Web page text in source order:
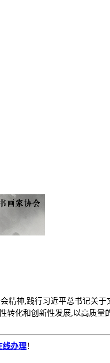
神,践行习近平总书记关
化和创新性发展,以高质
线办理！